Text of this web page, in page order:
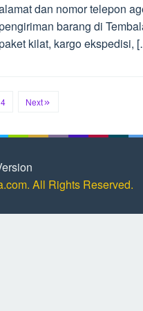
dan nomor telepon
barang di
kilat, kargo ekspedisi,
4 Next
All Rights Reserved.